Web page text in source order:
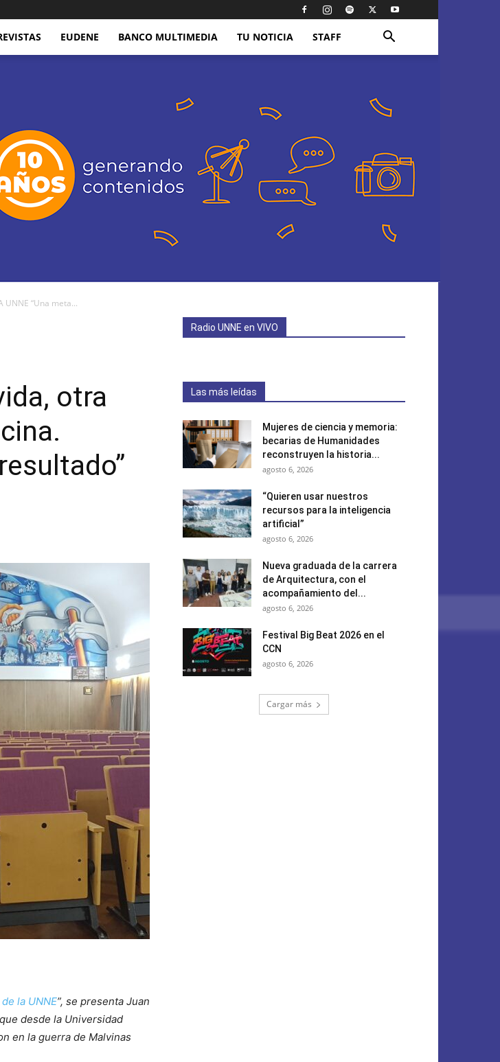
EUDENE BANCO MULTIMEDIA TU NOTICIA STAFF
UNNE “Una meta...
otra
la UNNE”, se presenta Juan
desde la Universidad
en la guerra de Malvinas
Radio UNNE en VIVO
Las más leídas
Mujeres de ciencia y memoria:
becarias de Humanidades
reconstruyen la historia...
agosto 6, 2026
“Quieren usar nuestros
recursos para la inteligencia
artificial”
agosto 6, 2026
Nueva graduada de la carrera
de Arquitectura, con el
acompañamiento del...
agosto 6, 2026
Festival Big Beat 2026 en el
CCN
agosto 6, 2026
Cargar más